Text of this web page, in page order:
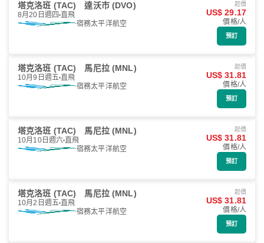
塔克洛班 (TAC) 達沃市 (DVO)
8月20日週四 直飛
宿務太平洋航空
起價
US$ 29.17
價格/人
預訂
塔克洛班 (TAC) 馬尼拉 (MNL)
10月9日週五 直飛
宿務太平洋航空
起價
US$ 31.81
價格/人
預訂
塔克洛班 (TAC) 馬尼拉 (MNL)
10月10日週六 直飛
宿務太平洋航空
起價
US$ 31.81
價格/人
預訂
塔克洛班 (TAC) 馬尼拉 (MNL)
10月2日週五 直飛
宿務太平洋航空
起價
US$ 31.81
價格/人
預訂